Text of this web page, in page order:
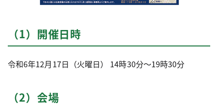
（1）開催日時
令和6年12月17日（火曜日） 14時30分～19時30分
（2）会場